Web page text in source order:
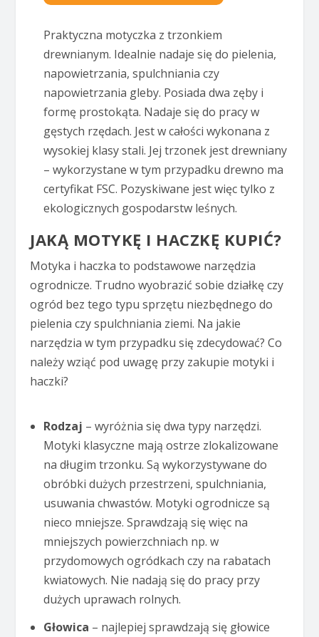
Praktyczna motyczka z trzonkiem
drewnianym. Idealnie nadaje się do pielenia,
napowietrzania, spulchniania czy
napowietrzania gleby. Posiada dwa zęby i
formę prostokąta. Nadaje się do pracy w
gęstych rzędach. Jest w całości wykonana z
wysokiej klasy stali. Jej trzonek jest drewniany
– wykorzystane w tym przypadku drewno ma
certyfikat FSC. Pozyskiwane jest więc tylko z
ekologicznych gospodarstw leśnych.
JAKĄ MOTYKĘ I HACZKĘ KUPIĆ?
Motyka i haczka to podstawowe narzędzia
ogrodnicze. Trudno wyobrazić sobie działkę czy
ogród bez tego typu sprzętu niezbędnego do
pielenia czy spulchniania ziemi. Na jakie
narzędzia w tym przypadku się zdecydować? Co
należy wziąć pod uwagę przy zakupie motyki i
haczki?
Rodzaj – wyróżnia się dwa typy narzędzi.
Motyki klasyczne mają ostrze zlokalizowane
na długim trzonku. Są wykorzystywane do
obróbki dużych przestrzeni, spulchniania,
usuwania chwastów. Motyki ogrodnicze są
nieco mniejsze. Sprawdzają się więc na
mniejszych powierzchniach np. w
przydomowych ogródkach czy na rabatach
kwiatowych. Nie nadają się do pracy przy
dużych uprawach rolnych.
Głowica – najlepiej sprawdzają się głowice